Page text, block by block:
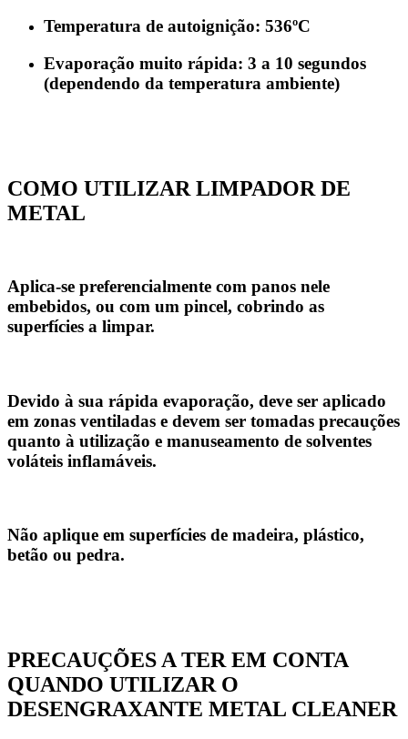
Temperatura de autoignição: 536ºC
Evaporação muito rápida: 3 a 10 segundos
(dependendo da temperatura ambiente)
COMO UTILIZAR LIMPADOR DE
METAL
Aplica-se preferencialmente com panos nele
embebidos, ou com um pincel, cobrindo as
superfícies a limpar.
Devido à sua rápida evaporação, deve ser aplicado
em zonas ventiladas e devem ser tomadas precauções
quanto à utilização e manuseamento de solventes
voláteis inflamáveis.
Não aplique em superfícies de madeira, plástico,
betão ou pedra.
PRECAUÇÕES A TER EM CONTA
QUANDO UTILIZAR O
DESENGRAXANTE METAL CLEANER